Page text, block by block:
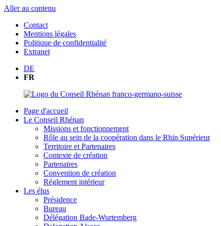
Aller au contenu
Contact
Mentions légales
Politique de confidentialité
Extranet
DE
FR
Page d'accueil
Le Conseil Rhénan
Missions et fonctionnement
Rôle au sein de la coopération dans le Rhin Supérieur
Territoire et Partenaires
Contexte de création
Partenaires
Convention de création
Réglement intérieur
Les élus
Présidence
Bureau
Délégation Bade-Wurtemberg